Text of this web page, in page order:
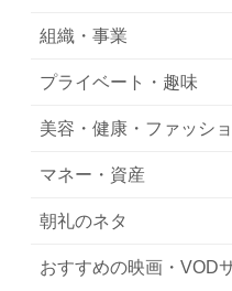
組織・事業
プライベート・趣味
美容・健康・ファッシ
マネー・資産
朝礼のネタ
おすすめの映画・VOD